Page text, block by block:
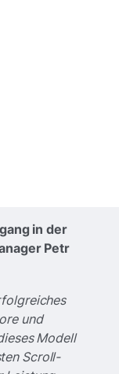
in der
Petr
und
Modell
Scroll-